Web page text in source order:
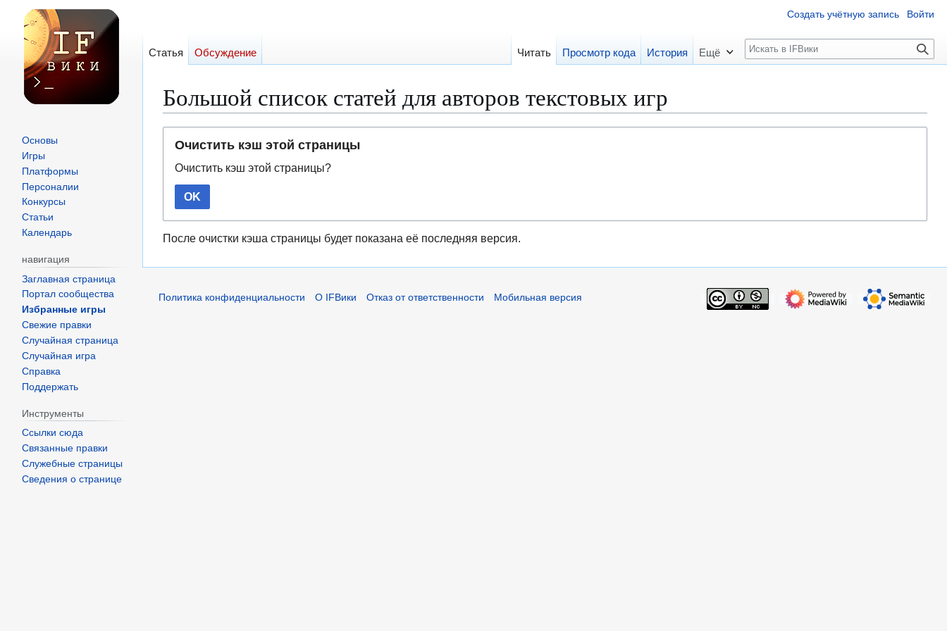
Большой список статей для авторов текстовых игр
навигации
поиску
Очистить кэш этой страницы
Очистить кэш этой страницы?
OK
После очистки кэша страницы будет показана её последняя версия.
Создать учётную запись Войти
Статья Обсуждение Читать Просмотр кода История Ещё
П
о
к
Основы
Игры
Платформы
Персоналии
Конкурсы
Статьи
Календарь
навигация
Заглавная страница
Портал сообщества
Избранные игры
Свежие правки
Случайная страница
Случайная игра
Справка
Поддержать
Инструменты
Ссылки сюда
Связанные правки
Служебные страницы
Сведения о странице
Политика конфиденциальности О IFВики Отказ от ответственности Мобильная версия